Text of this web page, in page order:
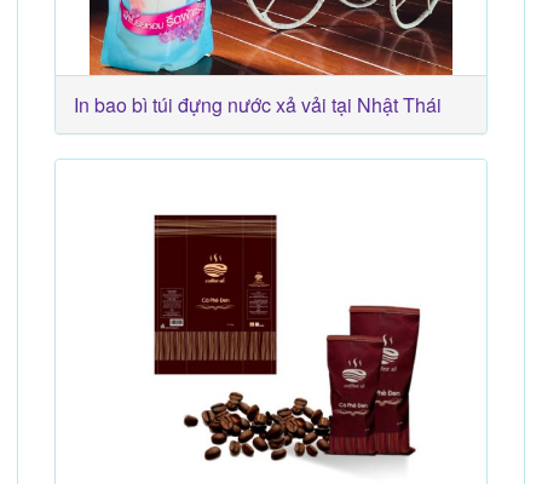
In bao bì túi đựng nước xả vải tại Nhật Thái